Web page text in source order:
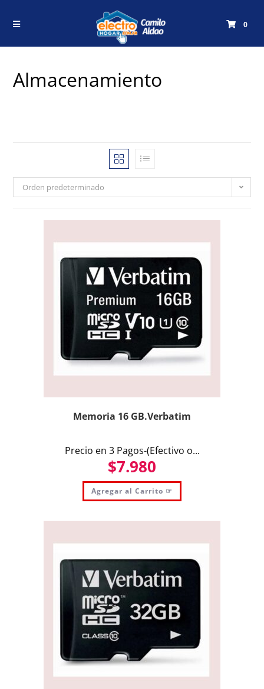
0
Almacenamiento
Orden predeterminado
Memoria 16 GB.Verbatim
Precio en 3 Pagos-(Efectivo o...
$7.980
Agregar al Carrito ☞